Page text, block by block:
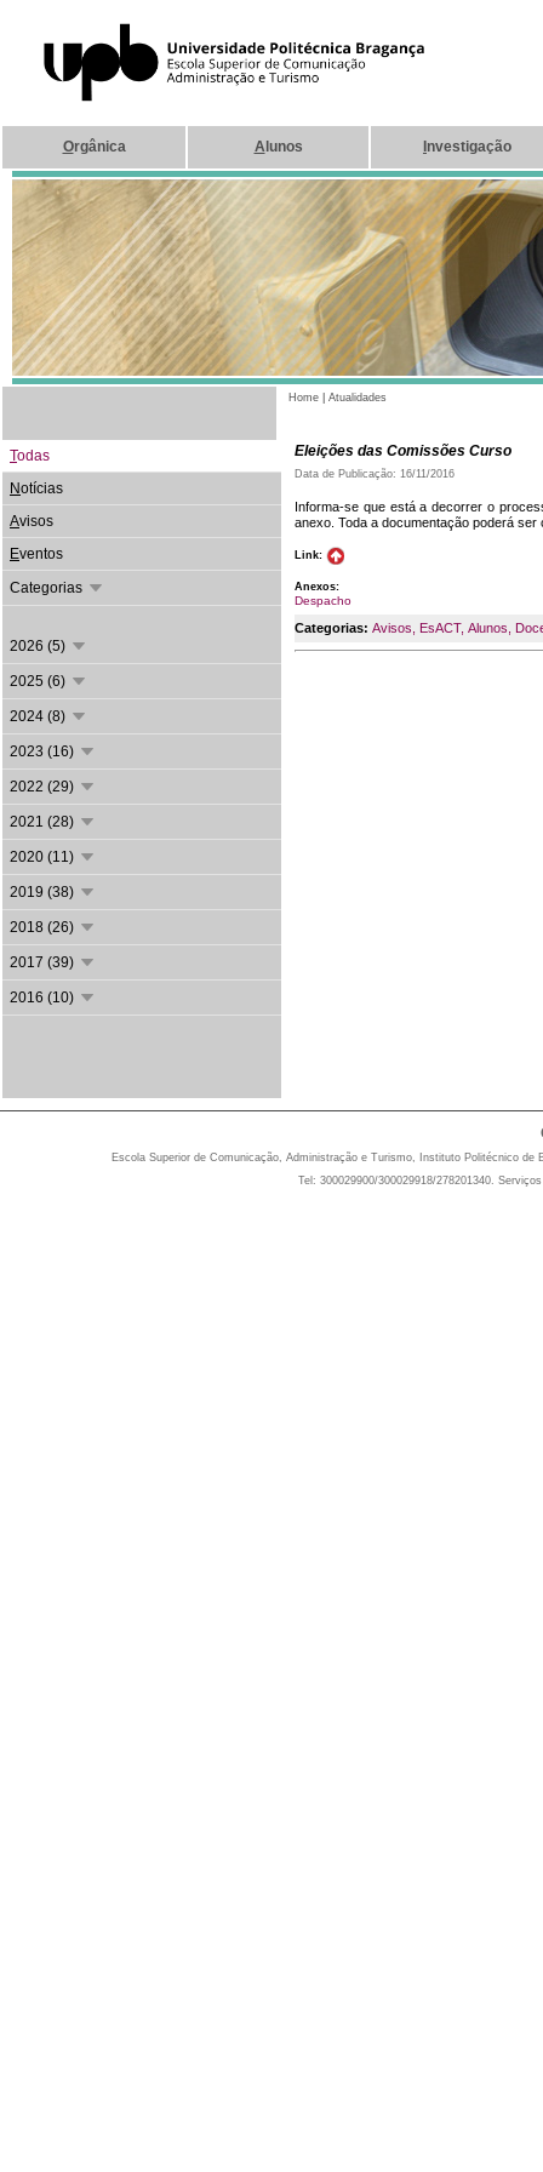
Orgânica A lunos nvestigação
Home Atualidades
Todas
Notícias
Avisos
Eventos
Categorias
2026 (5)
2025 (6)
2024 (8)
2023 (16)
2022 (29)
2021 (28)
2020 (11)
2019 (38)
2018 (26)
2017 (39)
2016 (10)
Eleições das Comissões Curso
Data de Publicação: 16/11/2016
Informa-se que está a decorrer o
anexo. Toda a documentação poderá ser
Link:
Anexos:
Despacho
Categorias: Avisos EsACT, Alunos
Escola Superior de Comunicação, Administração e Turismo, Instituto Politécnico
Tel: 300029900/300029918/278201340.